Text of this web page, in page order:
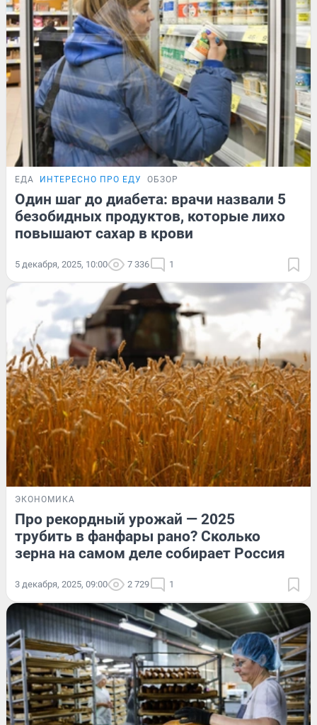
ЕДА ИНТЕРЕСНО ПРО ЕДУ ОБЗОР
Один шаг до диабета: врачи назвали 5
безобидных продуктов, которые лихо
повышают сахар в крови
5 декабря, 2025, 10:00 7 336 1
ЭКОНОМИКА
Про рекордный урожай — 2025
трубить в фанфары рано? Сколько
зерна на самом деле собирает Россия
3 декабря, 2025, 09:00 2 729 1